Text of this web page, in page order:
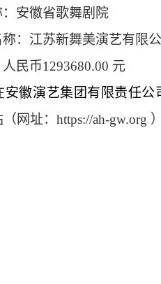
安徽省歌舞剧院
： 江苏新舞美演艺有限
民币1293680.00 元
安徽演艺集团有限责任公
网址： https://ah-gw.org